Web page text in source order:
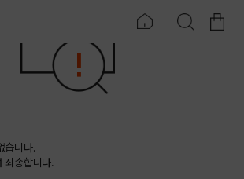
습니다.
죄송합니다.